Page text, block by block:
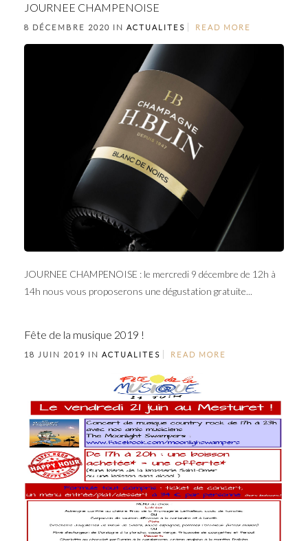
JOURNEE CHAMPENOISE
8 DÉCEMBRE 2020 IN ACTUALITES READ MORE
JOURNEE CHAMPENOISE : le mercredi 9 décembre de 12h à
14h nous vous proposerons une dégustation gratuite...
Fête de la musique 2019 !
18 JUIN 2019 IN ACTUALITES READ MORE